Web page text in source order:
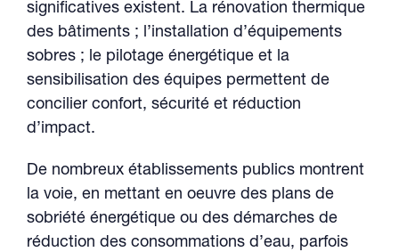
significatives existent. La rénovation thermique
des bâtiments ; l’installation d’équipements
sobres ; le pilotage énergétique et la
sensibilisation des équipes permettent de
concilier confort, sécurité et réduction
d’impact.
De nombreux établissements publics montrent
la voie, en mettant en oeuvre des plans de
sobriété énergétique ou des démarches de
réduction des consommations d’eau, parfois